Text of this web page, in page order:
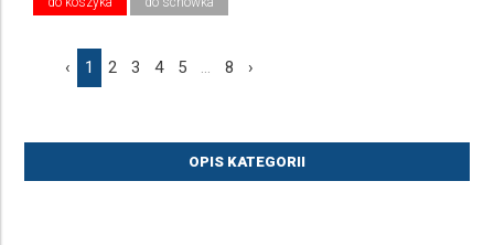
‹ 1 2 3 4 5 ... 8 ›
OPIS KATEGORII